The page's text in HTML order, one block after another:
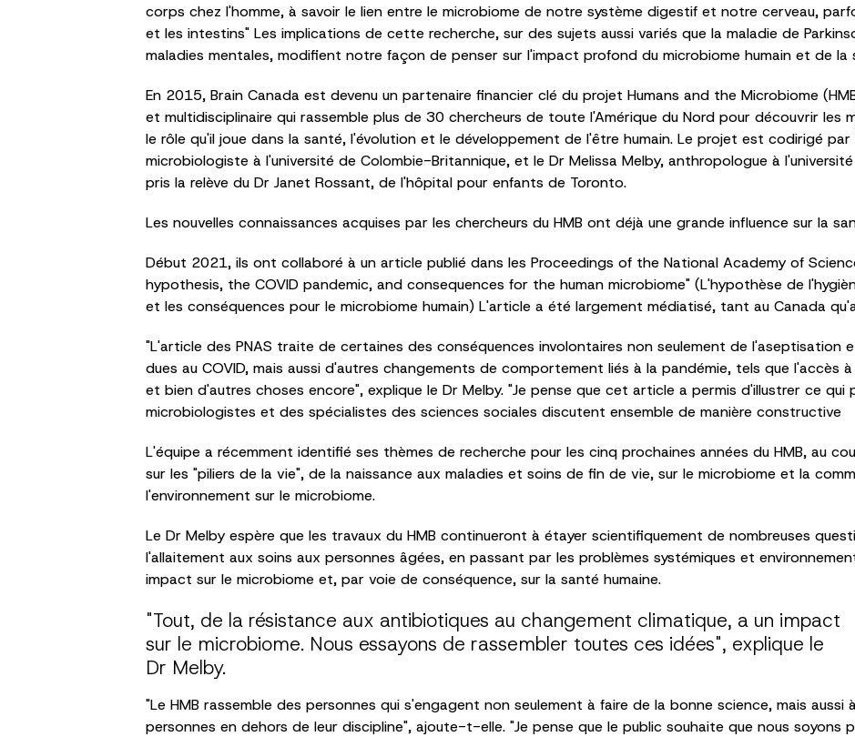
corps chez l'homme, à savoir le lien entre le microbiome de notre système digestif et notre cerveau,
et les intestins" Les implications de cette recherche, sur des sujets aussi variés que la maladie de
maladies mentales, modifient notre façon de penser sur l'impact profond du microbiome humain et de la
En 2015, Brain Canada est devenu un partenaire financier clé du projet Humans and the Microbiome
et multidisciplinaire qui rassemble plus de 30 chercheurs de toute l'Amérique du Nord pour découvrir les
le rôle qu'il joue dans la santé, l'évolution et le développement de l'être humain. Le projet est codirigé par
microbiologiste à l'université de Colombie-Britannique, et le Dr Melissa Melby, anthropologue à
pris la relève du Dr Janet Rossant, de l'hôpital pour enfants de Toronto.
Les nouvelles connaissances acquises par les chercheurs du HMB ont déjà une grande influence sur la
Début 2021, ils ont collaboré à un article publié dans les Proceedings of the National Academy of
hypothesis, the COVID pandemic, and consequences for the human microbiome" (L'hypothèse de
et les conséquences pour le microbiome humain) L'article a été largement médiatisé, tant au Canada
"L'article des PNAS traite de certaines des conséquences involontaires non seulement de l'aseptisation
dues au COVID, mais aussi d'autres changements de comportement liés à la pandémie, tels que l'accès
et bien d'autres choses encore", explique le Dr Melby. "Je pense que cet article a permis d'illustrer ce qui
microbiologistes et des spécialistes des sciences sociales discutent ensemble de manière constructive
L'équipe a récemment identifié ses thèmes de recherche pour les cinq prochaines années du HMB, au
sur les "piliers de la vie", de la naissance aux maladies et soins de fin de vie, sur le microbiome et la
l'environnement sur le microbiome.
Le Dr Melby espère que les travaux du HMB continueront à étayer scientifiquement de nombreuses
l'allaitement aux soins aux personnes âgées, en passant par les problèmes systémiques et
impact sur le microbiome et, par voie de conséquence, sur la santé humaine.
"Tout, de la résistance aux antibiotiques au changement climatique, a un impact
sur le microbiome. Nous essayons de rassembler toutes ces idées", explique le
Dr Melby.
"Le HMB rassemble des personnes qui s'engagent non seulement à faire de la bonne science, mais aussi
personnes en dehors de leur discipline", ajoute-t-elle. "Je pense que le public souhaite que nous soyons